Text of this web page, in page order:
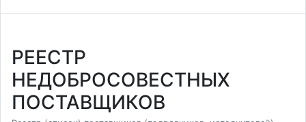
РЕЕСТР
НЕДОБРОСОВЕСТНЫХ
ПОСТАВЩИКОВ